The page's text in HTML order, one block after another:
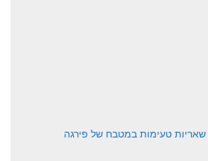
שאריות טעימות במטבח של פירגה